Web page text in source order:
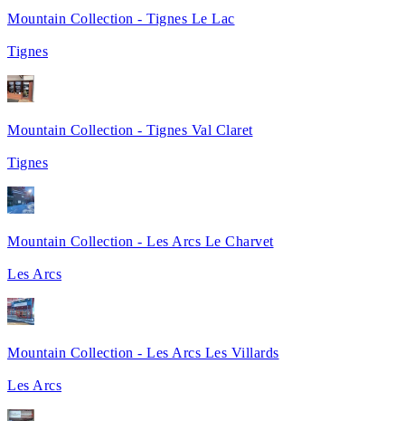
Mountain Collection - Tignes Le Lac
Tignes
Mountain Collection - Tignes Val Claret
Tignes
Mountain Collection - Les Arcs Le Charvet
Les Arcs
Mountain Collection - Les Arcs Les Villards
Les Arcs